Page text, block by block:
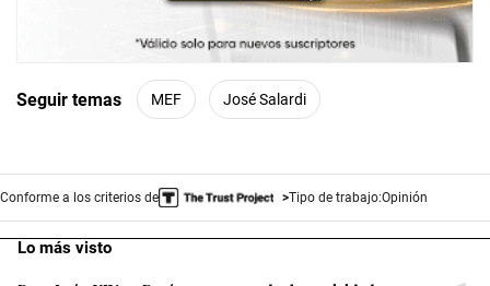
Seguir temas MEF José Salardi
Conforme a los criterios de Tipo de trabajo:Opinión
Lo más visto